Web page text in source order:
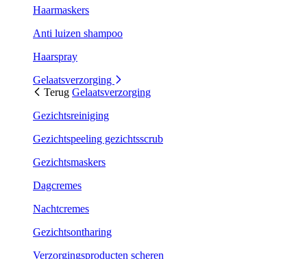
Haarmaskers
Anti luizen shampoo
Haarspray
Gelaatsverzorging
Terug Gelaatsverzorging
Gezichtsreiniging
Gezichtspeeling gezichtsscrub
Gezichtsmaskers
Dagcremes
Nachtcremes
Gezichtsontharing
Verzorgingsproducten scheren